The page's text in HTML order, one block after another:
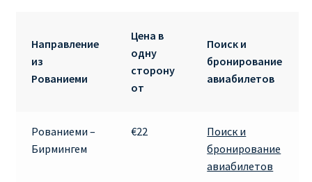
ДЕШЕВЫЕ АВИАБИЛЕТЫ В ЛОНДОН
ДЕШЕВЫЕ АВИАБИЛЕТЫ В МИЛАН
ДЕШЕВЫЕ АВИАБИЛЕТЫ В ПАРИЖ
Направление
из
Рованиеми
Цена в
одну
сторону
от
Поиск и
бронирование
авиабилетов
Рованиеми –
Бирмингем
€22
Поиск и
бронирование
авиабилетов